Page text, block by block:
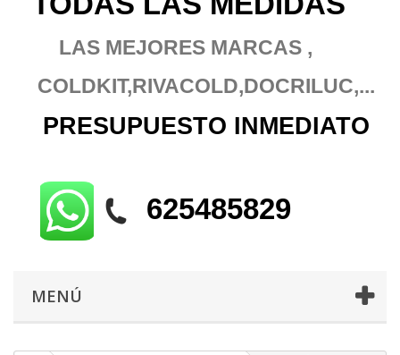
LAS MEJORES MARCAS ,
COLDKIT,RIVACOLD,DOCRILUC,...
PRESUPUESTO INMEDIATO
625485829
MENÚ